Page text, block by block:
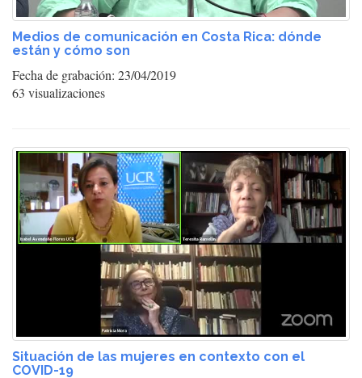
Medios de comunicación en Costa Rica: dónde
están y cómo son
Fecha de grabación: 23/04/2019
63 visualizaciones
Situación de las mujeres en contexto con el
COVID-19